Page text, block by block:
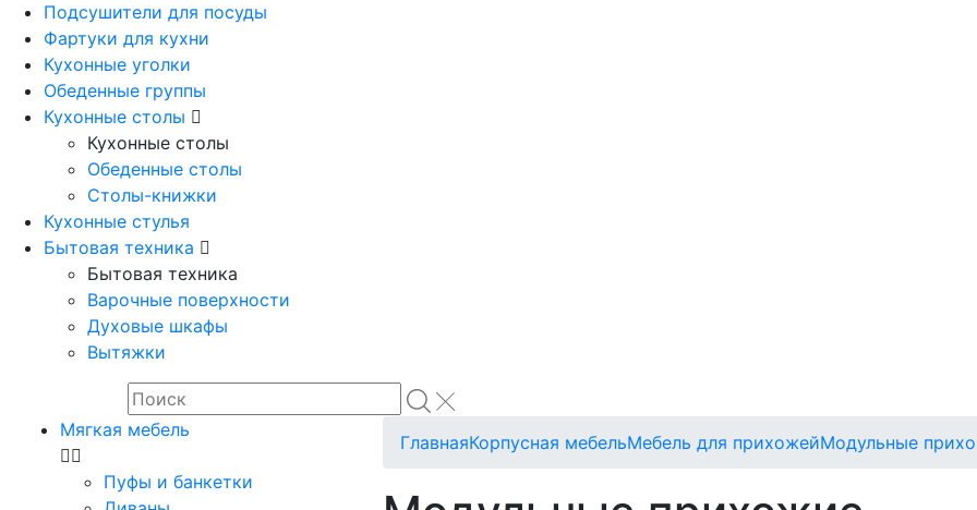
Подсушители для посуды
Фартуки для кухни
Кухонные уголки
Обеденные группы
Кухонные столы
Кухонные столы
Обеденные столы
Столы-книжки
Кухонные стулья
Бытовая техника
Бытовая техника
Варочные поверхности
Духовые шкафы
Вытяжки
Мягкая мебель
Пуфы и банкетки
ГлавнаяКорпусная мебельМебель для прихожейМодульные